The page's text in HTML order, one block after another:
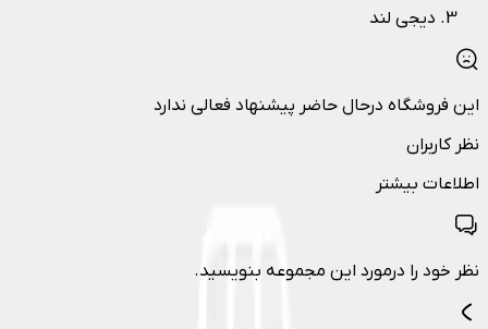
دیجی لند
این فروشگاه درحال حاضر پیشنهاد فعالی ندارد
نظر کاربران
اطلاعات بیشتر
نظر خود را درمورد این مجموعه بنویسید.